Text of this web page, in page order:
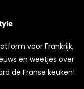
voor Frankrijk,
en weetjes over
de Franse keuken!